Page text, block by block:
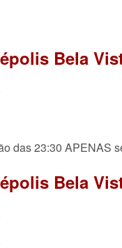
Bela
das 23:30 APENAS
Bela